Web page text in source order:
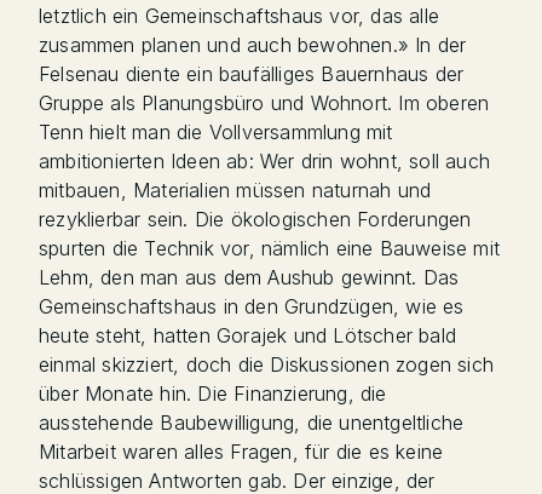
letztlich ein Gemeinschaftshaus vor, das alle
zusammen planen und auch bewohnen.» In der
Felsenau diente ein baufälliges Bauernhaus der
Gruppe als Planungsbüro und Wohnort. Im oberen
Tenn hielt man die Vollversammlung mit
ambitionierten Ideen ab: Wer drin wohnt, soll auch
mitbauen, Materialien müssen naturnah und
rezyklierbar sein. Die ökologischen Forderungen
spurten die Technik vor, nämlich eine Bauweise mit
Lehm, den man aus dem Aushub gewinnt. Das
Gemeinschaftshaus in den Grundzügen, wie es
heute steht, hatten Gorajek und Lötscher bald
einmal skizziert, doch die Diskussionen zogen sich
über Monate hin. Die Finanzierung, die
ausstehende Baubewilligung, die unentgeltliche
Mitarbeit waren alles Fragen, für die es keine
schlüssigen Antworten gab. Der einzige, der